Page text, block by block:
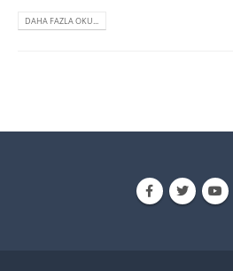
DAHA FAZLA OKU...